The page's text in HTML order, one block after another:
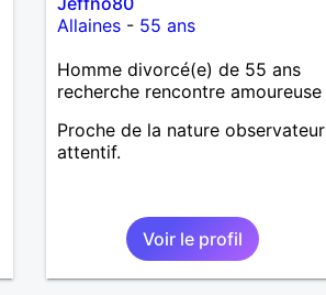
Allaines- 55 ans
Homme divorcé(e) de 55 ans
recherche rencontre amoureuse
Proche de la nature observateur
attentif.
Voir le profil